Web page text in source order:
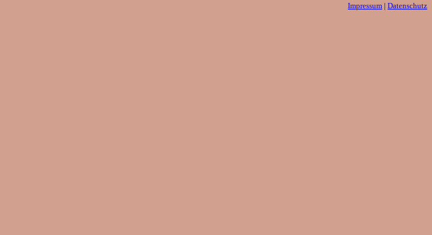
Impressum | Datenschutz